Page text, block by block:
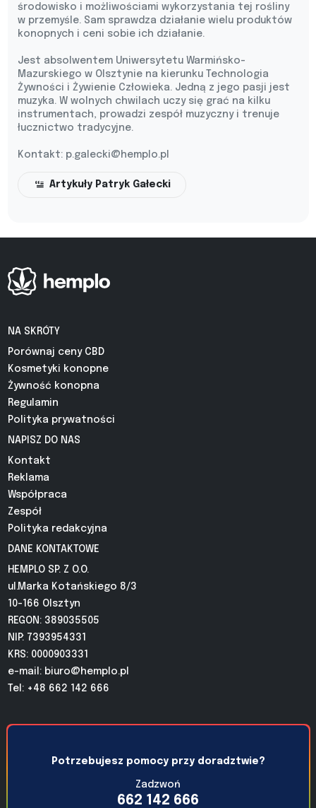
środowisko i możliwościami wykorzystania tej rośliny
w przemyśle. Sam sprawdza działanie wielu produktów
konopnych i ceni sobie ich działanie.
Jest absolwentem Uniwersytetu Warmińsko-
Mazurskiego w Olsztynie na kierunku Technologia
Żywności i Żywienie Człowieka. Jedną z jego pasji jest
muzyka. W wolnych chwilach uczy się grać na kilku
instrumentach, prowadzi zespół muzyczny i trenuje
łucznictwo tradycyjne.
Kontakt: p.galecki@hemplo.pl
Artykuły Patryk Gałecki
NA SKRÓTY
Porównaj ceny CBD
Kosmetyki konopne
Żywność konopna
Regulamin
Polityka prywatności
NAPISZ DO NAS
Kontakt
Reklama
Współpraca
Zespół
Polityka redakcyjna
DANE KONTAKTOWE
HEMPLO SP. Z O.O.
ul.Marka Kotańskiego 8/3
10-166 Olsztyn
REGON: 389035505
NIP: 7393954331
KRS: 0000903331
e-mail: biuro@hemplo.pl
Tel: +48 662 142 666
Potrzebujesz pomocy przy doradztwie?
Zadzwoń
662 142 666